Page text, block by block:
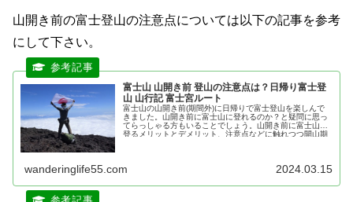
山開き前の富士登山の注意点については以下の記事を参考
にして下さい。
富士山 山開き前 登山の注意点は？日帰り富士登
山 山行記 富士宮ルート
富士山の山開き前(期間外)に日帰りで富士登山を楽しんで
きました。山開き前に富士山に登れるのか？と疑問に思っ
てらっしゃる方もいることでしょう。山開き前に富士山に
登るメリットとデメリット、注意点などに触れつつ開山期
wanderinglife55.com 2024.03.15